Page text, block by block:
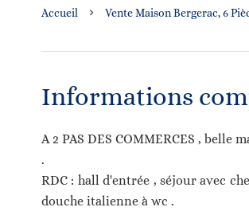
Accueil Vente Maison Bergerac, 6
Informations
A 2 PAS DES COMMERCES ,
.
RDC : hall d'entrée , séjour avec
douche italienne à wc .